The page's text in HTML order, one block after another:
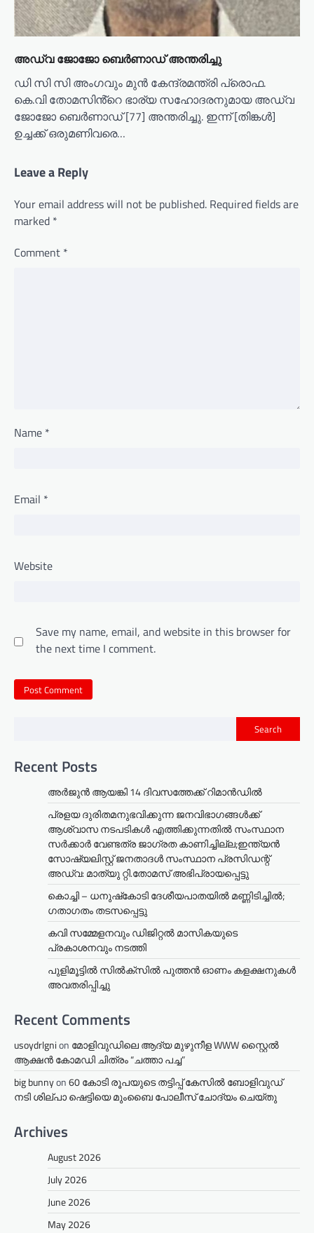
അഡ്വ ജോജോ ബെർണാഡ് അന്തരിച്ചു
ഡി സി സി അംഗവും മുൻ കേന്ദ്രമന്ത്രി പ്രൊഫ.
കെ.വി തോമസിൻ്റെ ഭാര്യ സഹോദരനുമായ അഡ്വ
ജോജോ ബെർണാഡ് [77] അന്തരിച്ചു. ഇന്ന് [തിങ്കൾ]
ഉച്ചക്ക് ഒരുമണിവരെ…
Leave a Reply
Your email address will not be published. Required fields are
marked *
Comment *
Name *
Email *
Website
Save my name, email, and website in this browser for
the next time I comment.
Search
Recent Posts
അര്‍ജുന്‍ ആയങ്കി 14 ദിവസത്തേക്ക് റിമാന്‍ഡില്‍
പ്രളയ ദുരിതമനുഭവിക്കുന്ന ജനവിഭാഗങ്ങൾക്ക്
ആശ്വാസ നടപടികൾ എത്തിക്കുന്നതിൽ സംസ്ഥാന
സർക്കാർ വേണ്ടത്ര ജാഗ്രത കാണിച്ചില്ല;ഇന്ത്യൻ
സോഷ്യലിസ്റ്റ് ജനതാദൾ സംസ്ഥാന പ്രസിഡന്റ്
അഡ്വ: മാത്യു റ്റി.തോമസ് അഭിപ്രായപ്പെട്ടു
കൊച്ചി – ധനുഷ്‌കോടി ദേശീയപാതയിൽ മണ്ണിടിച്ചിൽ;
ഗതാഗതം തടസപ്പെട്ടു
കവി സമ്മേളനവും ഡിജിറ്റൽ മാസികയുടെ
പ്രകാശനവും നടത്തി
പുളിമൂട്ടിൽ സിൽക്‌സിൽ പുത്തൻ ഓണം കളക്ഷനുകൾ
അവതരിപ്പിച്ചു
Recent Comments
usoydrlgnion മോളിവുഡിലെ ആദ്യ മുഴുനീള WWW സ്റ്റൈൽ
ആക്ഷൻ കോമഡി ചിത്രം “ചത്താ പച്ച”
big bunnyon60 കോടി രൂപയുടെ തട്ടിപ്പ് കേസിൽ ബോളിവുഡ്
നടി ശില്പാ ഷെട്ടിയെ മുംബൈ പോലീസ് ചോദ്യം ചെയ്തു
Archives
August 2026
July 2026
June 2026
May 2026